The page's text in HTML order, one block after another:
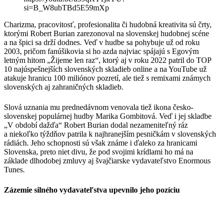
si=B_W8ubTBd5E59mXp
Charizma, pracovitosť, profesionalita či hudobná kreativita sú črty,
ktorými Robert Burian zarezonoval na slovenskej hudobnej scéne
a na špici sa drží dodnes. Veď v hudbe sa pohybuje už od roku
2003, pričom fanúšikovia si ho azda najviac spájajú s Egovým
letným hitom „Žijeme len raz“, ktorý aj v roku 2022 patril do TOP
10 najúspešnejších slovenských skladieb online a na YouTube už
atakuje hranicu 100 miliónov pozretí, ale tiež s remixami známych
slovenských aj zahraničných skladieb.
Slová uznania mu prednedávnom venovala tiež ikona česko-
slovenskej populárnej hudby Marika Gombitová. Veď i jej skladbe
„V období dažďa“ Robert Burian dodal nezameniteľný ráz
a niekoľko týždňov patrila k najhranejším pesničkám v slovenských
rádiách. Jeho schopnosti sú však známe i ďaleko za hranicami
Slovenska, preto niet divu, že pod svojimi krídlami ho má na
základe dlhodobej zmluvy aj švajčiarske vydavateľstvo Enormous
Tunes.
Zázemie silného vydavateľstva upevnilo jeho pozíciu